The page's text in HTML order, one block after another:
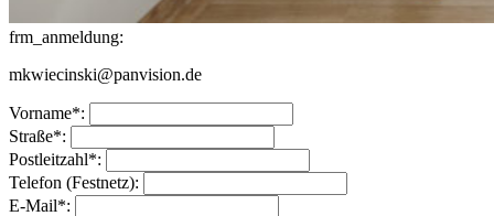
frm_anmeldung:
mkwiecinski@panvision.de
Vorname*:
Straße*:
Postleitzahl*:
Telefon (Festnetz):
E-Mail*: